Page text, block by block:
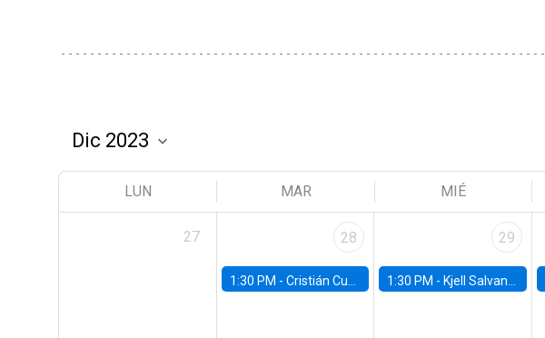
LUN MAR MIÉ
27 28
1:30 PM - Cristián Cuevas, Universidad de Los Andes
29
1:30 PM - Kjell Salvanes, Norwegian School of Economics